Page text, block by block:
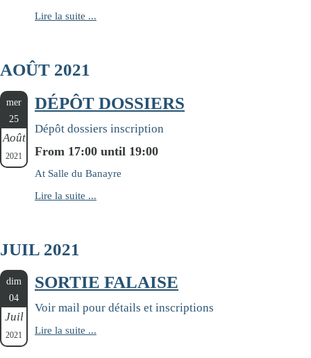
Lire la suite ...
AOÛT 2021
mer
25
Août
2021
DÉPÔT DOSSIERS
Dépôt dossiers inscription
From 17:00 until 19:00
At Salle du Banayre
Lire la suite ...
JUIL 2021
dim
04
Juil
2021
SORTIE FALAISE
Voir mail pour détails et inscriptions
Lire la suite ...